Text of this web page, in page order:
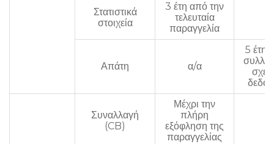
Στατιστικά
στοιχεία
3 έτη από την
τελευταία
παραγγελία
Απάτη α/α
5 έτη
Συναλλαγή
(CB)
Μέχρι την
πλήρη
εξόφληση της
παραγγελίας